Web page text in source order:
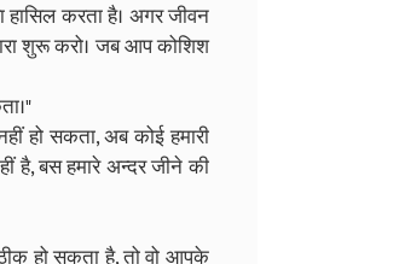
हासिल करता है। अगर जीवन
शुरू करो। जब आप कोशिश
हो सकता, अब कोई हमारी
है, बस हमारे अन्दर जीने की